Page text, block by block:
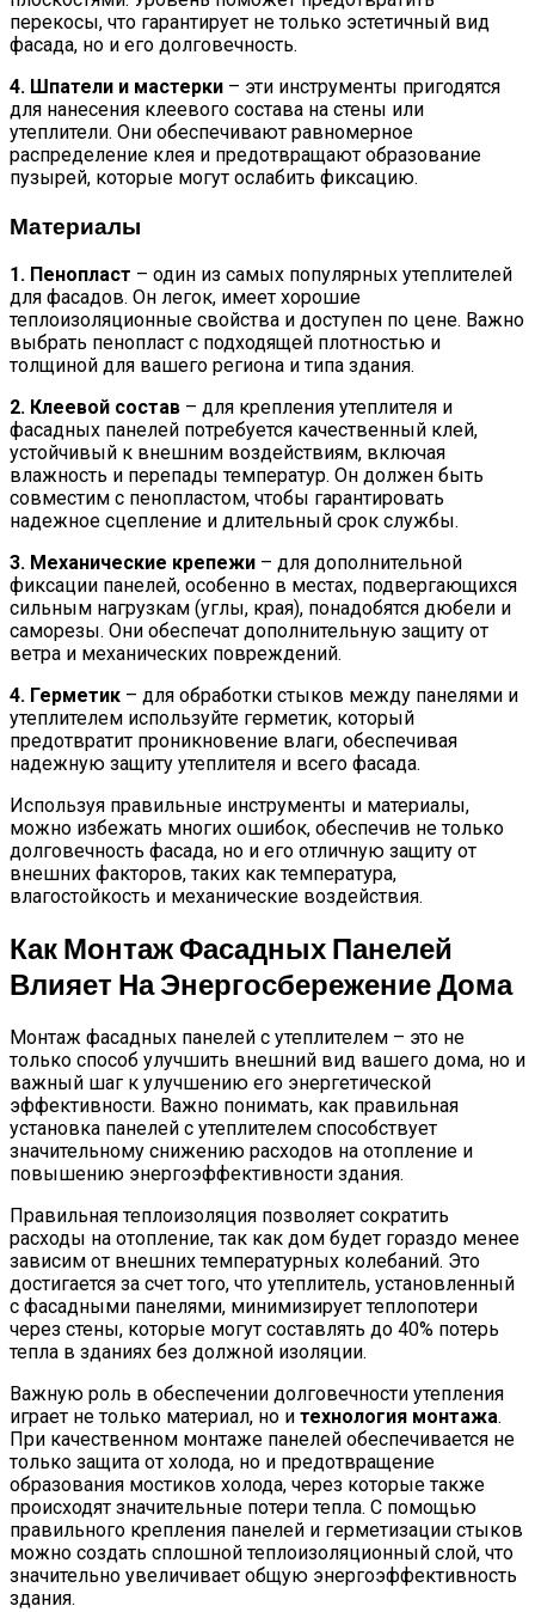
перекосы, что гарантирует не только эстетичный вид
фасада, но и его долговечность.
4. Шпатели и мастерки – эти инструменты пригодятся
для нанесения клеевого состава на стены или
утеплители. Они обеспечивают равномерное
распределение клея и предотвращают образование
пузырей, которые могут ослабить фиксацию.
Материалы
1. Пенопласт – один из самых популярных утеплителей
для фасадов. Он легок, имеет хорошие
теплоизоляционные свойства и доступен по цене. Важно
выбрать пенопласт с подходящей плотностью и
толщиной для вашего региона и типа здания.
2. Клеевой состав – для крепления утеплителя и
фасадных панелей потребуется качественный клей,
устойчивый к внешним воздействиям, включая
влажность и перепады температур. Он должен быть
совместим с пенопластом, чтобы гарантировать
надежное сцепление и длительный срок службы.
3. Механические крепежи – для дополнительной
фиксации панелей, особенно в местах, подвергающихся
сильным нагрузкам (углы, края), понадобятся дюбели и
саморезы. Они обеспечат дополнительную защиту от
ветра и механических повреждений.
4. Герметик – для обработки стыков между панелями и
утеплителем используйте герметик, который
предотвратит проникновение влаги, обеспечивая
надежную защиту утеплителя и всего фасада.
Используя правильные инструменты и материалы,
можно избежать многих ошибок, обеспечив не только
долговечность фасада, но и его отличную защиту от
внешних факторов, таких как температура,
влагостойкость и механические воздействия.
Как Монтаж Фасадных Панелей
Влияет На Энергосбережение Дома
Монтаж фасадных панелей с утеплителем – это не
только способ улучшить внешний вид вашего дома, но и
важный шаг к улучшению его энергетической
эффективности. Важно понимать, как правильная
установка панелей с утеплителем способствует
значительному снижению расходов на отопление и
повышению энергоэффективности здания.
Правильная теплоизоляция позволяет сократить
расходы на отопление, так как дом будет гораздо менее
зависим от внешних температурных колебаний. Это
достигается за счет того, что утеплитель, установленный
с фасадными панелями, минимизирует теплопотери
через стены, которые могут составлять до 40% потерь
тепла в зданиях без должной изоляции.
Важную роль в обеспечении долговечности утепления
играет не только материал, но и технология монтажа.
При качественном монтаже панелей обеспечивается не
только защита от холода, но и предотвращение
образования мостиков холода, через которые также
происходят значительные потери тепла. С помощью
правильного крепления панелей и герметизации стыков
можно создать сплошной теплоизоляционный слой, что
значительно увеличивает общую энергоэффективность
здания.